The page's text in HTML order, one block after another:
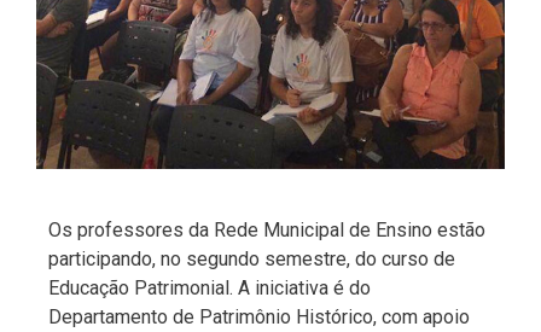
Os professores da Rede Municipal de Ensino estão
participando, no segundo semestre, do curso de
Educação Patrimonial. A iniciativa é do
Departamento de Patrimônio Histórico, com apoio